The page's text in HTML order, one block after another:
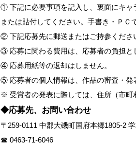
① 下記に必要事項を記入し、裏面にキャ
または貼付してください。手書き・ＰＣ
② 下記応募先に郵送またはご持参くださ
③ 応募に関わる費用は、応募者の負担と
④ 応募用紙等の返却はしません。
⑤ 応募者の個人情報は、作品の審査・発
※ 受賞者の発表に際しては、住所（市
◆応募先、お問い合わせ
〒259-0111 中郡大磯町国府本郷1805-2
☎ 0463-71-6046